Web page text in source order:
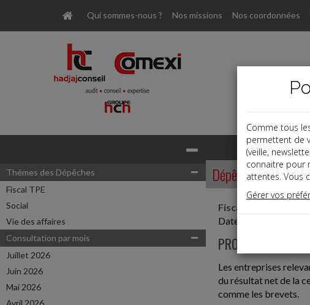
Qui sommes-nous ? Nos missions Nos coordonnées
Thémes des Dépêches
Fiscal TPE
Social
Vie des affaires
Consultation par mois
Juillet 2026
Juin 2026
Mai 2026
Avril 2026
Dépêches
Fiscal TPE
Date: 2025-07-23
PROPRIÉTÉ
Les entreprises
du résultat net de la
comme les brevets.
Comme tous
permettent de
(veille,
connaitre pour
attentes. Vous
Gérer vos